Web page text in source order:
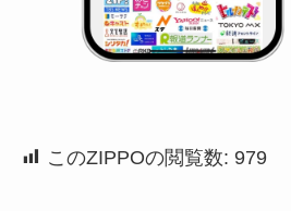
このZIPPOの閲覧数: 979